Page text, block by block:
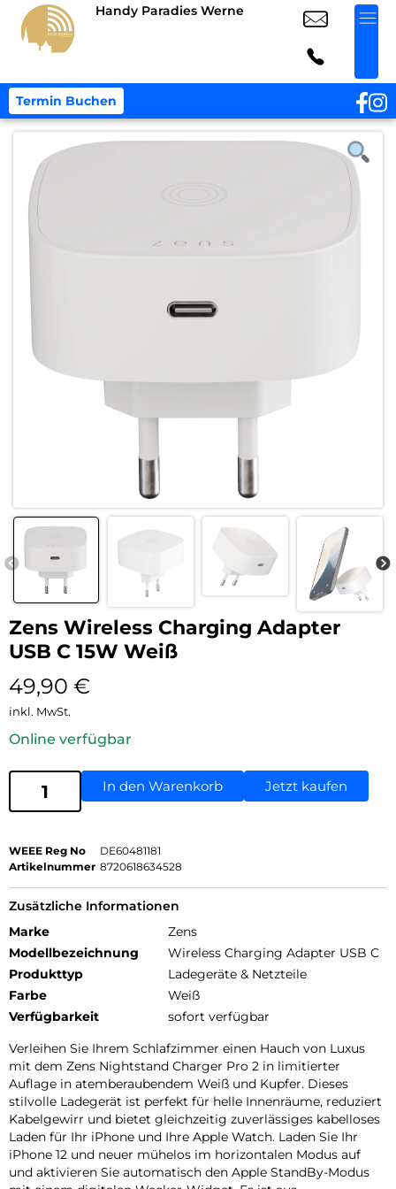
Handy Paradies Werne
Termin Buchen
Zens Wireless Charging Adapter
USB C 15W Weiß
49,90 €
inkl. MwSt.
Online verfügbar
In den Warenkorb Jetzt kaufen
WEEE Reg No
DE60481181
Artikelnummer 8720618634528
Zusätzliche Informationen
Marke
Zens
Modellbezeichnung
Wireless Charging Adapter USB C
Produkttyp
Ladegeräte & Netzteile
Farbe
Weiß
Verfügbarkeit
sofort verfügbar
Verleihen Sie Ihrem Schlafzimmer einen Hauch von Luxus
mit dem Zens Nightstand Charger Pro 2 in limitierter
Auflage in atemberaubendem Weiß und Kupfer. Dieses
stilvolle Ladegerät ist perfekt für helle Innenräume, reduziert
Kabelgewirr und bietet gleichzeitig zuverlässiges kabelloses
Laden für Ihr iPhone und Ihre Apple Watch. Laden Sie Ihr
iPhone 12 und neuer mühelos im horizontalen Modus auf
und aktivieren Sie automatisch den Apple StandBy-Modus